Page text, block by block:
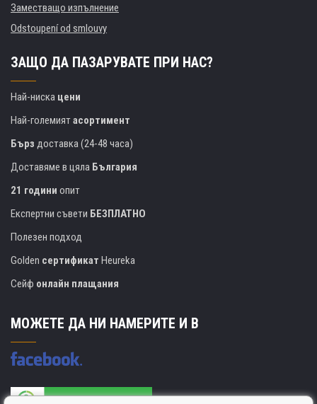
Заместващо изпълнение
Odstoupení od smlouvy
ЗАЩО ДА ПАЗАРУВАТЕ ПРИ НАС?
Най-ниска цени
Най-големиятасортимент
Бърз доставка (24-48 часа)
Доставяме в цяла България
21 години опит
Експертни съвети БЕЗПЛАТНО
Полезен подход
Golden сертификат Heureka
Сейф онлайн плащания
МОЖЕТЕ ДА НИ НАМЕРИТЕ И В